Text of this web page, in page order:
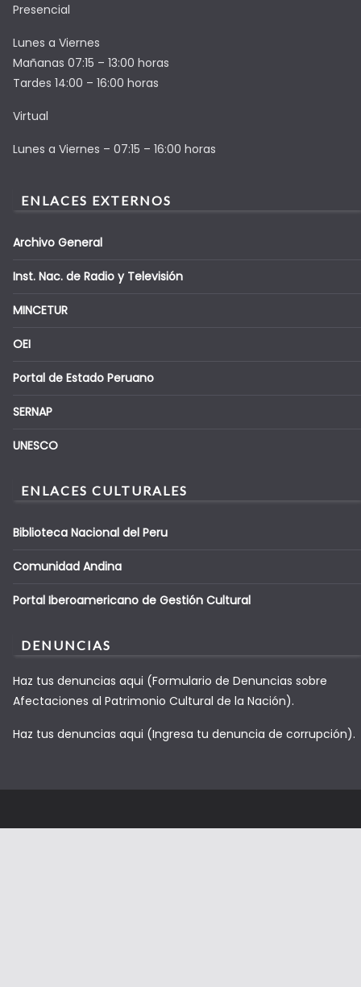
Presencial
Lunes a Viernes
Mañanas 07:15 – 13:00 horas
Tardes 14:00 – 16:00 horas
Virtual
Lunes a Viernes – 07:15 – 16:00 horas
ENLACES EXTERNOS
Archivo General
Inst. Nac. de Radio y Televisión
MINCETUR
OEI
Portal de Estado Peruano
SERNAP
UNESCO
ENLACES CULTURALES
Biblioteca Nacional del Peru
Comunidad Andina
Portal Iberoamericano de Gestión Cultural
DENUNCIAS
Haz tus denuncias aqui (Formulario de Denuncias sobre
Afectaciones al Patrimonio Cultural de la Nación).
Haz tus denuncias aqui (Ingresa tu denuncia de corrupción).